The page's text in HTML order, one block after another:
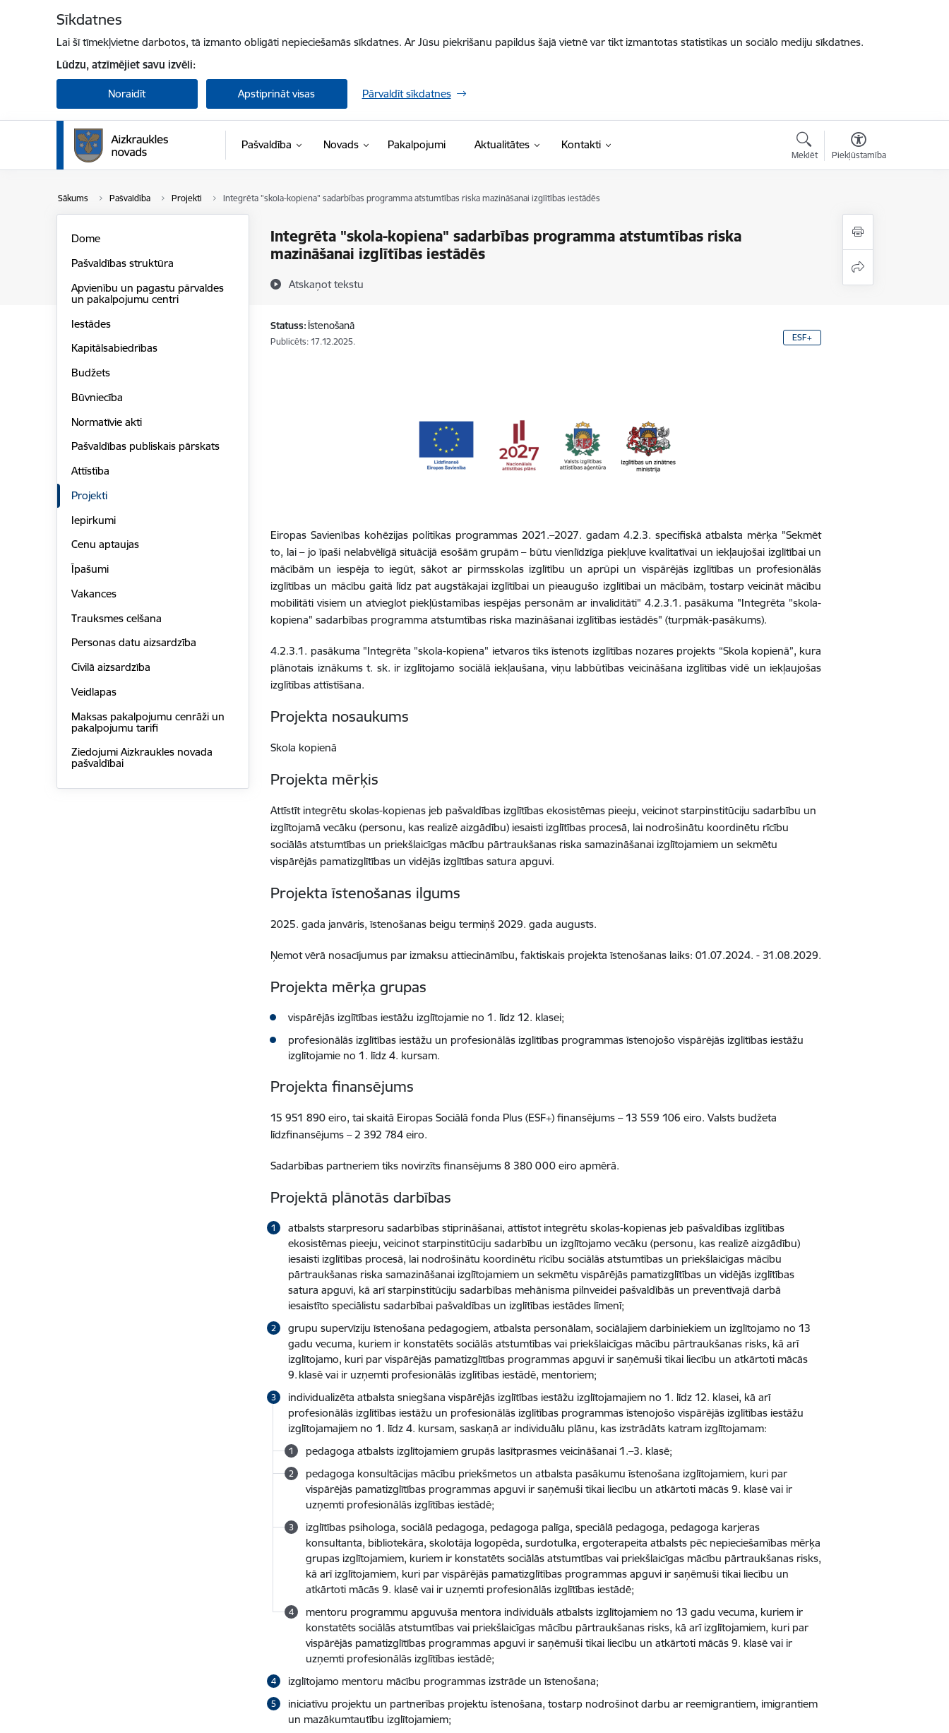
Sīkdatnes
Lai šī tīmekļvietne darbotos, tā izmanto obligāti nepieciešamās sīkdatnes. Ar Jūsu piekrišanu papildus šajā vietnē var tikt izmantotas statistikas un sociālo mediju sīkdatnes.
Lūdzu, atzīmējiet savu izvēli:
Noraidīt Apstiprināt visas Pārvaldīt sīkdatnes
Pašvaldība Novads Pakalpojumi Aktualitātes Kontakti
Meklēt Piekļūstamība
Sākums Pašvaldība Projekti Integrēta "skola-kopiena" sadarbības programma atstumtības riska mazināšanai izglītības iestādēs
Integrēta "skola-kopiena" sadarbības programma atstumtības riska
mazināšanai izglītības iestādēs
Atskaņot tekstu
Dome
Pašvaldības struktūra
Apvienību un pagastu pārvaldes
un pakalpojumu centri
Iestādes
Kapitālsabiedrības
Budžets
Būvniecība
Normatīvie akti
Pašvaldības publiskais pārskats
Attīstība
Projekti
Iepirkumi
Cenu aptaujas
Īpašumi
Vakances
Trauksmes celšana
Personas datu aizsardzība
Civilā aizsardzība
Veidlapas
Maksas pakalpojumu cenrāži un
pakalpojumu tarifi
Ziedojumi Aizkraukles novada
pašvaldībai
Statuss:Īstenošanā
Publicēts: 17.12.2025. ESF+
Eiropas Savienības kohēzijas politikas programmas 2021.–2027. gadam 4.2.3. specifiskā atbalsta mērķa "Sekmēt
to, lai – jo īpaši nelabvēlīgā situācijā esošām grupām – būtu vienlīdzīga piekļuve kvalitatīvai un iekļaujošai izglītībai un
mācībām un iespēja to iegūt, sākot ar pirmsskolas izglītību un aprūpi un vispārējās izglītības un profesionālās
izglītības un mācību gaitā līdz pat augstākajai izglītībai un pieaugušo izglītībai un mācībām, tostarp veicināt mācību
mobilitāti visiem un atvieglot piekļūstamības iespējas personām ar invaliditāti" 4.2.3.1. pasākuma "Integrēta "skola-
kopiena" sadarbības programma atstumtības riska mazināšanai izglītības iestādēs" (turpmāk-pasākums).
4.2.3.1. pasākuma "Integrēta "skola-kopiena" ietvaros tiks īstenots izglītības nozares projekts “Skola kopienā”, kura
plānotais iznākums t. sk. ir izglītojamo sociālā iekļaušana, viņu labbūtības veicināšana izglītības vidē un iekļaujošas
izglītības attīstīšana.
Projekta nosaukums
Skola kopienā
Projekta mērķis
Attīstīt integrētu skolas-kopienas jeb pašvaldības izglītības ekosistēmas pieeju, veicinot starpinstitūciju sadarbību un
izglītojamā vecāku (personu, kas realizē aizgādību) iesaisti izglītības procesā, lai nodrošinātu koordinētu rīcību
sociālās atstumtības un priekšlaicīgas mācību pārtraukšanas riska samazināšanai izglītojamiem un sekmētu
vispārējās pamatizglītības un vidējās izglītības satura apguvi.
Projekta īstenošanas ilgums
2025. gada janvāris, īstenošanas beigu termiņš 2029. gada augusts.
Ņemot vērā nosacījumus par izmaksu attiecināmību, faktiskais projekta īstenošanas laiks: 01.07.2024. - 31.08.2029.
Projekta mērķa grupas
vispārējās izglītības iestāžu izglītojamie no 1. līdz 12. klasei;
profesionālās izglītības iestāžu un profesionālās izglītības programmas īstenojošo vispārējās izglītības iestāžu
izglītojamie no 1. līdz 4. kursam.
Projekta finansējums
15 951 890 eiro, tai skaitā Eiropas Sociālā fonda Plus (ESF+) finansējums – 13 559 106 eiro. Valsts budžeta
līdzfinansējums – 2 392 784 eiro.
Sadarbības partneriem tiks novirzīts finansējums 8 380 000 eiro apmērā.
Projektā plānotās darbības
atbalsts starpresoru sadarbības stiprināšanai, attīstot integrētu skolas-kopienas jeb pašvaldības izglītības
ekosistēmas pieeju, veicinot starpinstitūciju sadarbību un izglītojamo vecāku (personu, kas realizē aizgādību)
iesaisti izglītības procesā, lai nodrošinātu koordinētu rīcību sociālās atstumtības un priekšlaicīgas mācību
pārtraukšanas riska samazināšanai izglītojamiem un sekmētu vispārējās pamatizglītības un vidējās izglītības
satura apguvi, kā arī starpinstitūciju sadarbības mehānisma pilnveidei pašvaldībās un preventīvajā darbā
iesaistīto speciālistu sadarbībai pašvaldības un izglītības iestādes līmenī;
grupu supervīziju īstenošana pedagogiem, atbalsta personālam, sociālajiem darbiniekiem un izglītojamo no 13
gadu vecuma, kuriem ir konstatēts sociālās atstumtības vai priekšlaicīgas mācību pārtraukšanas risks, kā arī
izglītojamo, kuri par vispārējās pamatizglītības programmas apguvi ir saņēmuši tikai liecību un atkārtoti mācās
9. klasē vai ir uzņemti profesionālās izglītības iestādē, mentoriem;
individualizēta atbalsta sniegšana vispārējās izglītības iestāžu izglītojamajiem no 1. līdz 12. klasei, kā arī
profesionālās izglītības iestāžu un profesionālās izglītības programmas īstenojošo vispārējās izglītības iestāžu
izglītojamajiem no 1. līdz 4. kursam, saskaņā ar individuālu plānu, kas izstrādāts katram izglītojamam:
pedagoga atbalsts izglītojamiem grupās lasītprasmes veicināšanai 1.–3. klasē;
pedagoga konsultācijas mācību priekšmetos un atbalsta pasākumu īstenošana izglītojamiem, kuri par
vispārējās pamatizglītības programmas apguvi ir saņēmuši tikai liecību un atkārtoti mācās 9. klasē vai ir
uzņemti profesionālās izglītības iestādē;
izglītības psihologa, sociālā pedagoga, pedagoga palīga, speciālā pedagoga, pedagoga karjeras
konsultanta, bibliotekāra, skolotāja logopēda, surdotulka, ergoterapeita atbalsts pēc nepieciešamības mērķa
grupas izglītojamiem, kuriem ir konstatēts sociālās atstumtības vai priekšlaicīgas mācību pārtraukšanas risks,
kā arī izglītojamiem, kuri par vispārējās pamatizglītības programmas apguvi ir saņēmuši tikai liecību un
atkārtoti mācās 9. klasē vai ir uzņemti profesionālās izglītības iestādē;
mentoru programmu apguvuša mentora individuāls atbalsts izglītojamiem no 13 gadu vecuma, kuriem ir
konstatēts sociālās atstumtības vai priekšlaicīgas mācību pārtraukšanas risks, kā arī izglītojamiem, kuri par
vispārējās pamatizglītības programmas apguvi ir saņēmuši tikai liecību un atkārtoti mācās 9. klasē vai ir
uzņemti profesionālās izglītības iestādē;
izglītojamo mentoru mācību programmas izstrāde un īstenošana;
iniciatīvu projektu un partnerības projektu īstenošana, tostarp nodrošinot darbu ar reemigrantiem, imigrantiem
un mazākumtautību izglītojamiem;